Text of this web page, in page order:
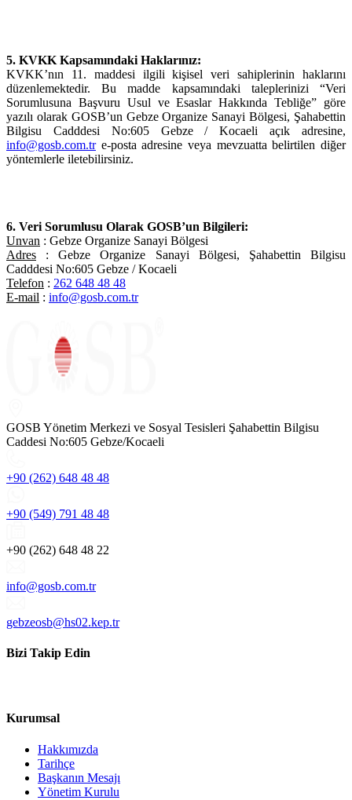
5. KVKK Kapsamındaki Haklarınız:
KVKK’nın 11. maddesi ilgili kişisel veri sahiplerinin haklarını
düzenlemektedir. Bu madde kapsamındaki taleplerinizi “Veri
Sorumlusuna Başvuru Usul ve Esaslar Hakkında Tebliğe” göre
yazılı olarak GOSB’un Gebze Organize Sanayi Bölgesi, Şahabettin
Bilgisu Cadddesi No:605 Gebze / Kocaeli açık adresine,
info@gosb.com.tre-posta adresine veya mevzuatta belirtilen diğer
yöntemlerle iletebilirsiniz.
6. Veri Sorumlusu Olarak GOSB’un Bilgileri:
Unvan : Gebze Organize Sanayi Bölgesi
Adres : Gebze Organize Sanayi Bölgesi, Şahabettin Bilgisu
Cadddesi No:605 Gebze / Kocaeli
Telefon : 262 648 48 48
E-mail : info@gosb.com.tr
GOSB Yönetim Merkezi ve Sosyal Tesisleri Şahabettin Bilgisu
Caddesi No:605 Gebze/Kocaeli
+90 (262) 648 48 48
+90 (549) 791 48 48
+90 (262) 648 48 22
info@gosb.com.tr
gebzeosb@hs02.kep.tr
Bizi Takip Edin
Kurumsal
Hakkımızda
Tarihçe
Başkanın Mesajı
Yönetim Kurulu